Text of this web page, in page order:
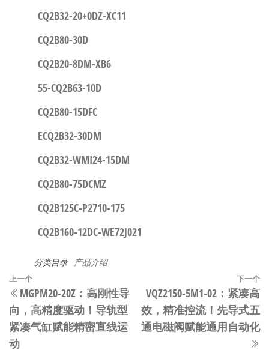
CQ2B32-20+0DZ-XC11
CQ2B80-30D
CQ2B20-8DM-XB6
55-CQ2B63-10D
CQ2B80-15DFC
ECQ2B32-30DM
CQ2B32-WMI24-15DM
CQ2B80-75DCMZ
CQ2B125C-P2710-175
CQ2B160-12DC-WE72J021
分类目录 产品介绍
文
章
导
航
上
一
篇
文
章
上一个
MGPM20-20Z：高刚性导
向，高精度驱动！导轨型
紧凑气缸赋能精密直线运
动
下一个
VQZ2150-5M1-02：紧凑高
效，精准控流！先导式五
通电磁阀赋能通用自动化